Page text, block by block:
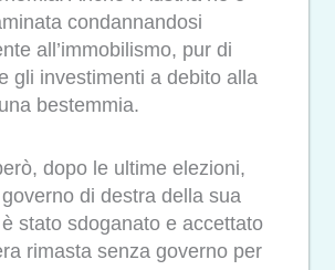
condannandosi
all’immobilismo, pur di
gli investimenti a debito alla
bestemmia.
dopo le ultime elezioni,
di destra della sua
stato sdoganato e accettato
rimasta senza governo per